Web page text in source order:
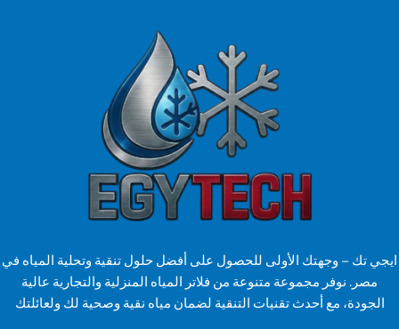
تك – وجهتك الأولى للحصول على أفضل حلول تنقية وتحلية المياه في
مصر. نوفر مجموعة متنوعة من فلاتر المياه المنزلية والتجارية عالية
مع أحدث تقنيات التنقية لضمان مياه نقية وصحية لك ولعائلتك